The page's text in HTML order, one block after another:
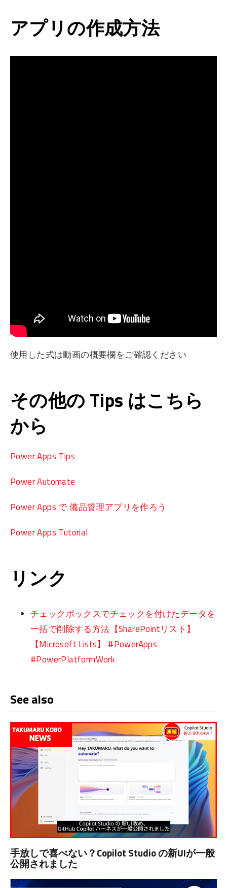
アプリの作成方法
使用した式は動画の概要欄をご確認ください
その他の Tips はこちら
から
Power Apps Tips
Power Automate
Power Apps で 備品管理アプリを作ろう
Power Apps Tutorial
リンク
チェックボックスでチェックを付けたデータを
一括で削除する方法【SharePointリスト】
【Microsoft Lists】 #PowerApps
#PowerPlatformWork
See also
手放しで喜べない？Copilot Studio の新UIが一般
公開されました